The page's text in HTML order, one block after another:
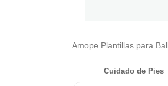
Amope Plantillas para
Cuidado de Pies